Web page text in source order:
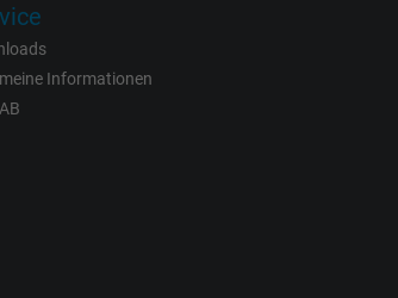
zu registrieren und zu
Google DoubleClick
Informationen